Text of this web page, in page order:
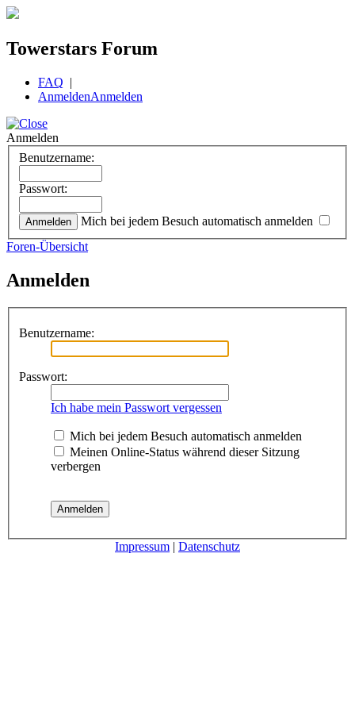
Towerstars Forum
FAQ |
AnmeldenAnmelden
Anmelden
Benutzername:
Passwort:
Mich bei jedem Besuch automatisch anmelden
Foren-Übersicht
Anmelden
Benutzername:
Passwort:
Ich habe mein Passwort vergessen
Mich bei jedem Besuch automatisch anmelden
Meinen Online-Status während dieser Sitzung
verbergen
Impressum | Datenschutz